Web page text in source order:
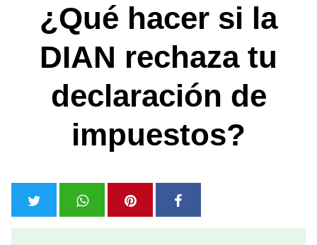
¿Qué hacer si la
DIAN rechaza tu
declaración de
impuestos?